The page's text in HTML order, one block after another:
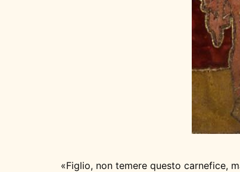
«Figlio, non temere questo carnefice,